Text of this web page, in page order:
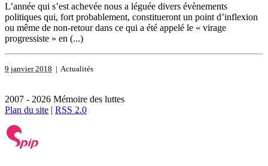
L’année qui s’est achevée nous a léguée divers évènements
politiques qui, fort probablement, constitueront un point d’inflexion
ou même de non-retour dans ce qui a été appelé le « virage
progressiste » en (...)
9 janvier 2018 | Actualités
2007 - 2026 Mémoire des luttes
Plan du site | RSS 2.0